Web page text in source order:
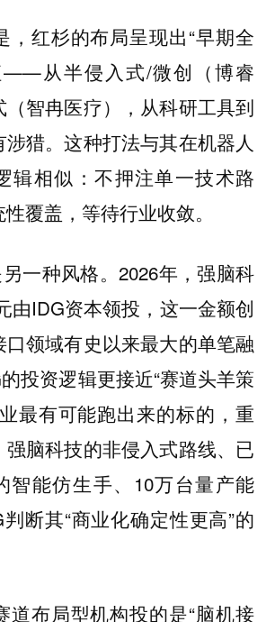
，红杉的布局呈现出“早期全
——从半侵入式/微创（博睿
（智冉医疗），从科研工具到
猎。这种打法与其在机器人
辑相似：不押注单一技术路
覆盖，等待行业收敛。
一种风格。2026年，强脑科
由IDG资本领投，这一金额创
领域有史以来最大的单笔融
投资逻辑更接近“赛道头羊策
最有可能跑出来的标的，重
脑科技的非侵入式路线、已
智能仿生手、10万台量产能
断其“商业化确定性更高”的
道布局型机构投的是“脑机接